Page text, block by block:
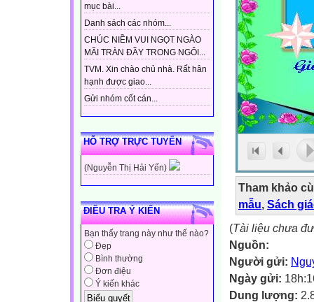
mục bài...
Danh sách các nhóm...
CHÚC NIỀM VUI NGỌT NGÀO
MÃI TRÀN ĐẦY TRONG NGÔI...
TVM. Xin chào chủ nhà. Rất hân
hạnh được giao...
Gửi nhóm cốt cán...
HỖ TRỢ TRỰC TUYẾN
(Nguyễn Thị Hải Yến)
ĐIỀU TRA Ý KIẾN
Bạn thấy trang này như thế nào?
Đẹp
Bình thường
Đơn điệu
Ý kiến khác
Tham khảo
mẫu, Sách
(Tài liệu chưa
Nguồn:
Người gửi:
Ngày gửi:
Dung lượng: